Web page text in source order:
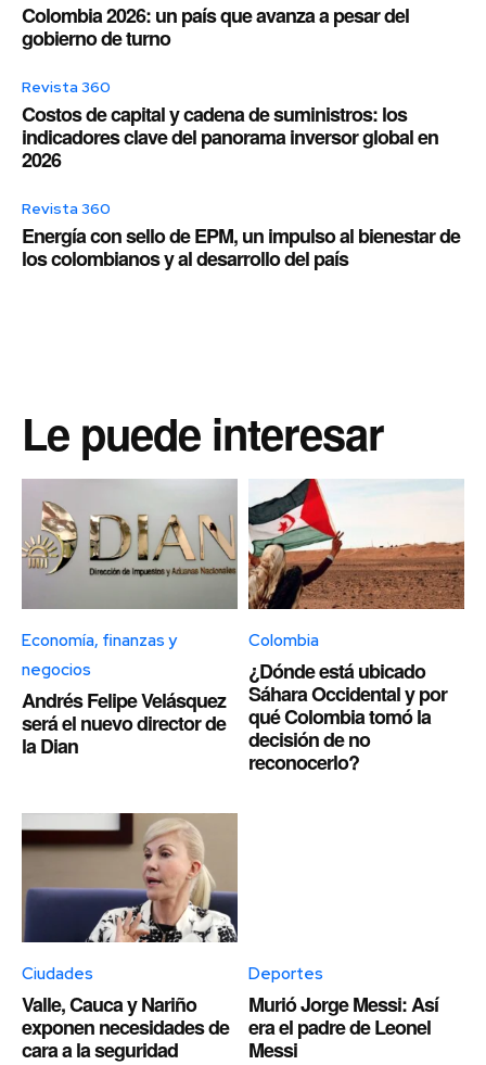
Colombia 2026: un país que avanza a pesar del
gobierno de turno
Revista 360
Costos de capital y cadena de suministros: los
indicadores clave del panorama inversor global en
2026
Revista 360
Energía con sello de EPM, un impulso al bienestar de
los colombianos y al desarrollo del país
Le puede interesar
Economía, finanzas y
negocios
Andrés Felipe Velásquez
será el nuevo director de
la Dian
Colombia
¿Dónde está ubicado
Sáhara Occidental y por
qué Colombia tomó la
decisión de no
reconocerlo?
Ciudades
Valle, Cauca y Nariño
exponen necesidades de
cara a la seguridad
Deportes
Murió Jorge Messi: Así
era el padre de Leonel
Messi